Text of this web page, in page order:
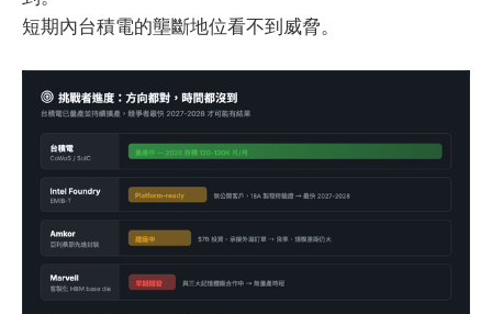
短期內台積電的壟斷地位看不到威脅。